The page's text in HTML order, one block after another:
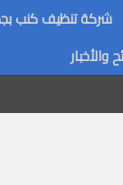
شركة تنظيف كنب
والأخبار